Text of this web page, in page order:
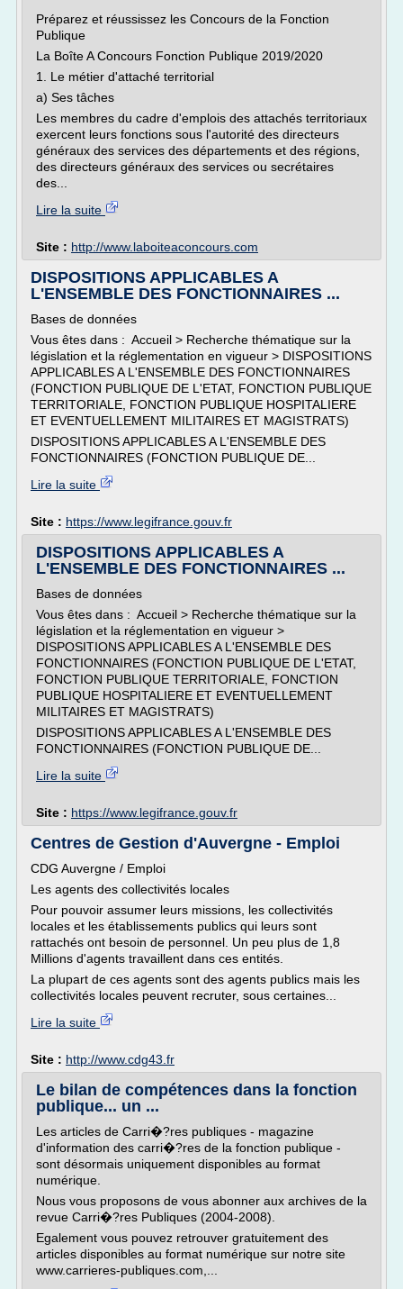
Préparez et réussissez les Concours de la Fonction
Publique
La Boîte A Concours Fonction Publique 2019/2020
1. Le métier d'attaché territorial
a) Ses tâches
Les membres du cadre d'emplois des attachés territoriaux
exercent leurs fonctions sous l'autorité des directeurs
généraux des services des départements et des régions,
des directeurs généraux des services ou secrétaires
des...
Lire la suite
Site : http://www.laboiteaconcours.com
DISPOSITIONS APPLICABLES A
L'ENSEMBLE DES FONCTIONNAIRES ...
Bases de données
Vous êtes dans : Accueil > Recherche thématique sur la
législation et la réglementation en vigueur > DISPOSITIONS
APPLICABLES A L'ENSEMBLE DES FONCTIONNAIRES
(FONCTION PUBLIQUE DE L'ETAT, FONCTION PUBLIQUE
TERRITORIALE, FONCTION PUBLIQUE HOSPITALIERE
ET EVENTUELLEMENT MILITAIRES ET MAGISTRATS)
DISPOSITIONS APPLICABLES A L'ENSEMBLE DES
FONCTIONNAIRES (FONCTION PUBLIQUE DE...
Lire la suite
Site : https://www.legifrance.gouv.fr
DISPOSITIONS APPLICABLES A
L'ENSEMBLE DES FONCTIONNAIRES ...
Bases de données
Vous êtes dans : Accueil > Recherche thématique sur la
législation et la réglementation en vigueur >
DISPOSITIONS APPLICABLES A L'ENSEMBLE DES
FONCTIONNAIRES (FONCTION PUBLIQUE DE L'ETAT,
FONCTION PUBLIQUE TERRITORIALE, FONCTION
PUBLIQUE HOSPITALIERE ET EVENTUELLEMENT
MILITAIRES ET MAGISTRATS)
DISPOSITIONS APPLICABLES A L'ENSEMBLE DES
FONCTIONNAIRES (FONCTION PUBLIQUE DE...
Lire la suite
Site : https://www.legifrance.gouv.fr
Centres de Gestion d'Auvergne - Emploi
CDG Auvergne / Emploi
Les agents des collectivités locales
Pour pouvoir assumer leurs missions, les collectivités
locales et les établissements publics qui leurs sont
rattachés ont besoin de personnel. Un peu plus de 1,8
Millions d'agents travaillent dans ces entités.
La plupart de ces agents sont des agents publics mais les
collectivités locales peuvent recruter, sous certaines...
Lire la suite
Site : http://www.cdg43.fr
Le bilan de compétences dans la fonction
publique... un ...
Les articles de Carri�?res publiques - magazine
d'information des carri�?res de la fonction publique -
sont désormais uniquement disponibles au format
numérique.
Nous vous proposons de vous abonner aux archives de la
revue Carri�?res Publiques (2004-2008).
Egalement vous pouvez retrouver gratuitement des
articles disponibles au format numérique sur notre site
www.carrieres-publiques.com,...